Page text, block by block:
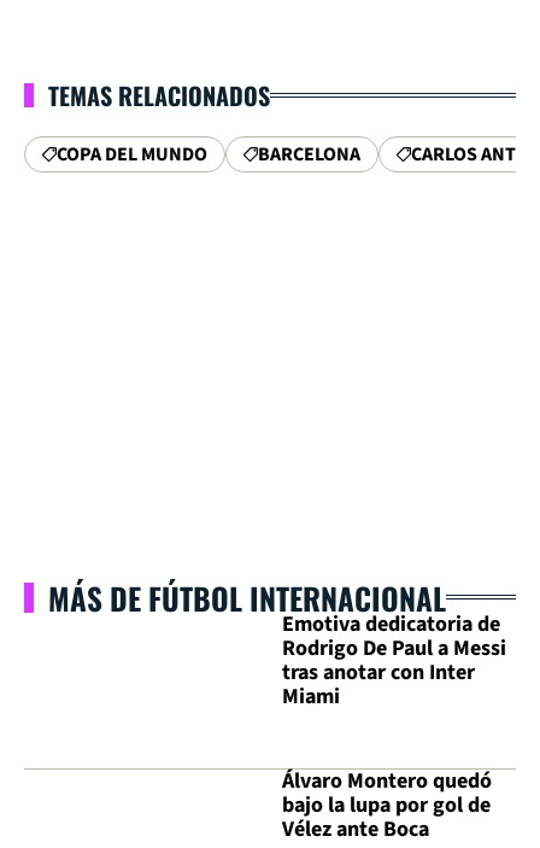
TEMAS RELACIONADOS
COPA DEL MUNDO BARCELONA CARLOS
MÁS DE FÚTBOL INTERNACIONAL
Emotiva dedicatoria de
Rodrigo De Paul a Messi
tras anotar con Inter
Miami
Álvaro Montero quedó
bajo la lupa por gol de
Vélez ante Boca